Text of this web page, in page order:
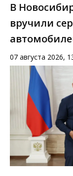
В
вручили
07 августа 2026,